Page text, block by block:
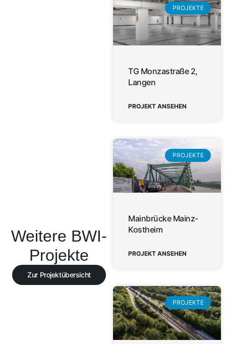
Weitere BWI-
Projekte
Zur Projektübersicht
PROJEKTE
TG Monzastraße 2,
Langen
PROJEKT ANSEHEN
PROJEKTE
Mainbrücke Mainz-
Kostheim
PROJEKT ANSEHEN
PROJEKTE